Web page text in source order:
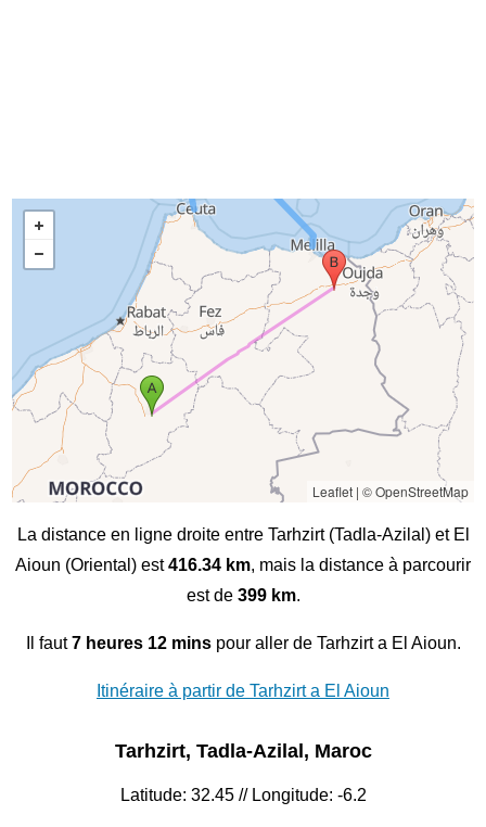
Leaflet| © OpenStreetMap
La distance en ligne droite entre Tarhzirt (Tadla-Azilal) et El
Aioun (Oriental) est416.34 km, mais la distance à parcourir
est de 399 km.
Il faut7 heures 12 minspour aller de Tarhzirt a El Aioun.
Itinéraire à partir de Tarhzirt a El Aioun
Tarhzirt, Tadla-Azilal, Maroc
Latitude: 32.45 // Longitude: -6.2